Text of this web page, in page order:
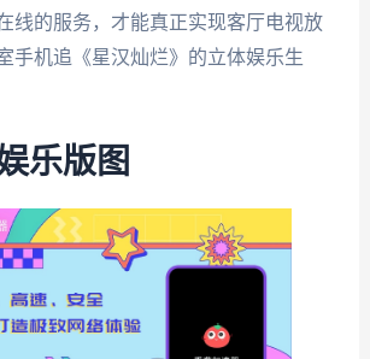
线的服务，才能真正实现客厅电视放
手机追《星汉灿烂》的立体娱乐生
乐版图